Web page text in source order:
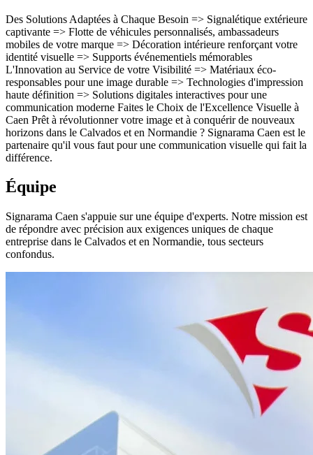
Des Solutions Adaptées à Chaque Besoin => Signalétique extérieure
captivante => Flotte de véhicules personnalisés, ambassadeurs
mobiles de votre marque => Décoration intérieure renforçant votre
identité visuelle => Supports événementiels mémorables
L'Innovation au Service de votre Visibilité => Matériaux éco-
responsables pour une image durable => Technologies d'impression
haute définition => Solutions digitales interactives pour une
communication moderne Faites le Choix de l'Excellence Visuelle à
Caen Prêt à révolutionner votre image et à conquérir de nouveaux
horizons dans le Calvados et en Normandie ? Signarama Caen est le
partenaire qu'il vous faut pour une communication visuelle qui fait la
différence.
Équipe
Signarama Caen s'appuie sur une équipe d'experts. Notre mission est
de répondre avec précision aux exigences uniques de chaque
entreprise dans le Calvados et en Normandie, tous secteurs
confondus.